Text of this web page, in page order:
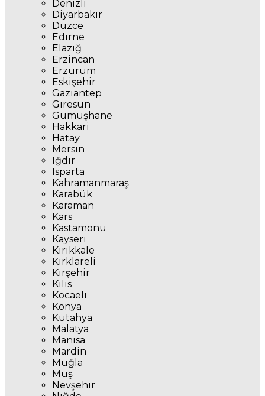
Denizli
Diyarbakır
Düzce
Edirne
Elazığ
Erzincan
Erzurum
Eskişehir
Gaziantep
Giresun
Gümüşhane
Hakkari
Hatay
Mersin
Iğdır
Isparta
Kahramanmaraş
Karabük
Karaman
Kars
Kastamonu
Kayseri
Kırıkkale
Kırklareli
Kırşehir
Kilis
Kocaeli
Konya
Kütahya
Malatya
Manisa
Mardin
Muğla
Muş
Nevşehir